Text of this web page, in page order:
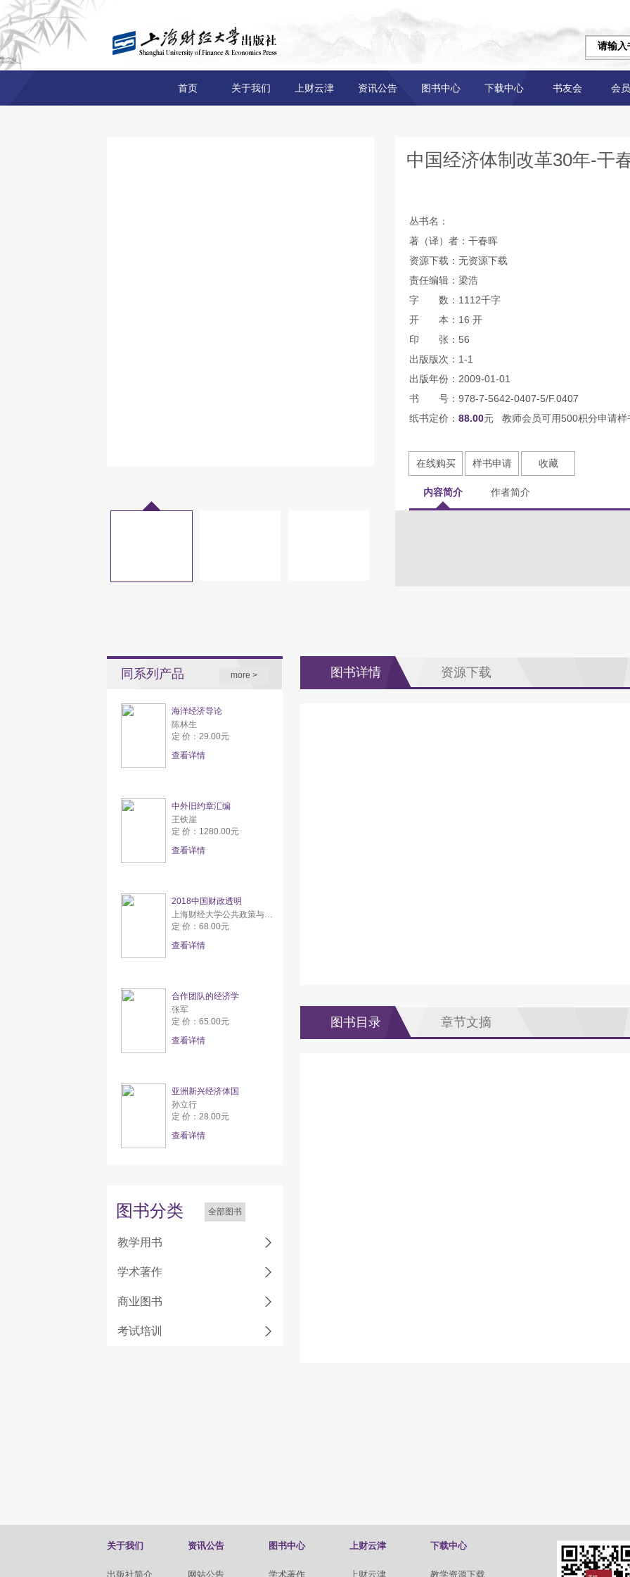
首页 关于我们 上财云津 资讯公告 图书中心 下载中心 书友会 会
中国经济体制改革30年-干
丛书名：
著（译）者：干春晖
资源下载：无资源下载
责任编辑：梁浩
字 数：1112千字
开 本：16 开
印 张：56
出版版次：1-1
出版年份：2009-01-01
书 号：978-7-5642-0407-5/F.0407
纸书定价： 88.00元 教师会员可用500积分申请样
在线购买 样书申请 收藏
内容简介 作者简介
同系列产品 more >
海洋经济导论
陈林生
定 价：29.00元
查看详情
中外旧约章汇编
王铁崖
定 价：1280.00元
查看详情
2018中国财政透明
上海财经大学公共政策与研究中心
定 价：68.00元
查看详情
合作团队的经济学
张军
定 价：65.00元
查看详情
亚洲新兴经济体国
孙立行
定 价：28.00元
查看详情
图书分类 全部图书
教学用书
学术著作
商业图书
考试培训
图书详情 资源下载
图书目录 章节文摘
关于我们
出版社简介
资讯公告
网站公告
图书中心
学术著作
上财云津
上财云津
下载中心
教学资源下载